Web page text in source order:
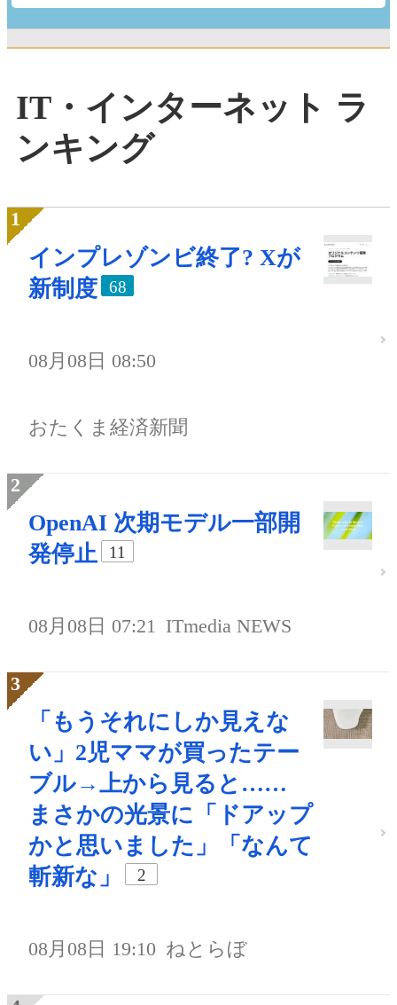
IT・インターネット ラ
ンキング
インプレゾンビ終了? Xが
新制度
68
08月08日 08:50
おたくま経済新聞
OpenAI 次期モデル一部開
発停止
11
08月08日 07:21 ITmedia NEWS
「もうそれにしか見えな
い」2児ママが買ったテー
ブル→上から見ると……
まさかの光景に「ドアップ
かと思いました」「なんて
斬新な」
2
08月08日 19:10 ねとらぼ